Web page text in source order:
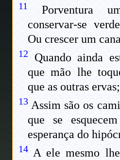
11
Porventura
conservar-se
Ou crescer um
12
Quando ainda
que mão lhe
que as outras ervas;
13 Assim são os
que se
esperança do
14 A ele mesmo